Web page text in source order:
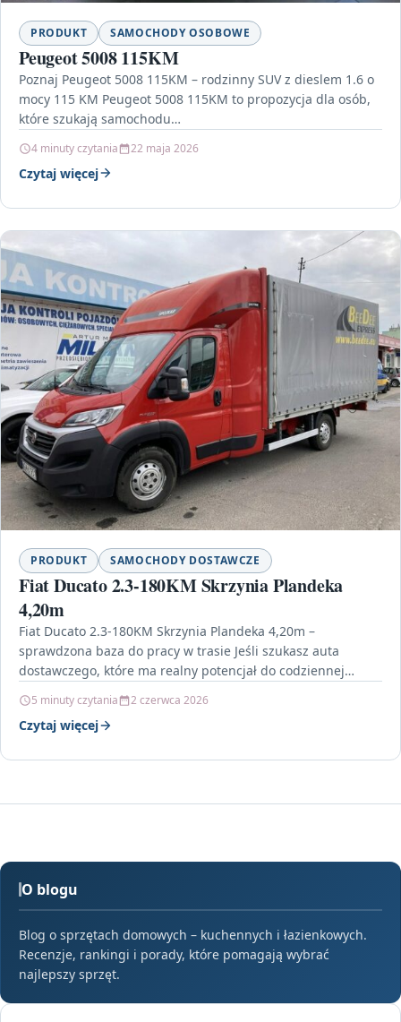
PRODUKT SAMOCHODY OSOBOWE
Peugeot 5008 115KM
Poznaj Peugeot 5008 115KM – rodzinny SUV z dieslem 1.6 o
mocy 115 KM Peugeot 5008 115KM to propozycja dla osób,
które szukają samochodu…
4 minuty czytania 22 maja 2026
Czytaj więcej
PRODUKT SAMOCHODY DOSTAWCZE
Fiat Ducato 2.3-180KM Skrzynia Plandeka
4,20m
Fiat Ducato 2.3-180KM Skrzynia Plandeka 4,20m –
sprawdzona baza do pracy w trasie Jeśli szukasz auta
dostawczego, które ma realny potencjał do codziennej
5 minuty czytania 2 czerwca 2026
Czytaj więcej
O blogu
Blog o sprzętach domowych – kuchennych i łazienkowych.
Recenzje, rankingi i porady, które pomagają wybrać
najlepszy sprzęt.